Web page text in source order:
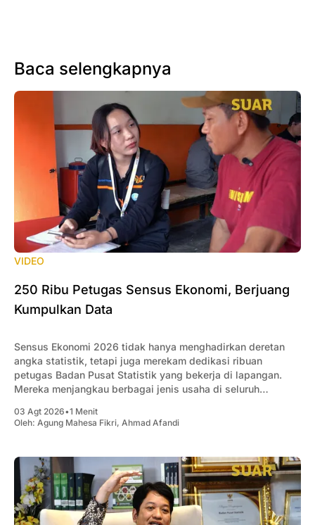
Baca selengkapnya
VIDEO
250 Ribu Petugas Sensus Ekonomi, Berjuang
Kumpulkan Data
Sensus Ekonomi 2026 tidak hanya menghadirkan deretan
angka statistik, tetapi juga merekam dedikasi ribuan
petugas Badan Pusat Statistik yang bekerja di lapangan.
Mereka menjangkau berbagai jenis usaha di seluruh
perusahaan berskala besar, untuk memastikan setiap
aktivitas ekonomi tercatat secara menyeluruh. Dalam
03 Agt 2026•1 Menit
Oleh: Agung Mahesa Fikri, Ahmad Afandi